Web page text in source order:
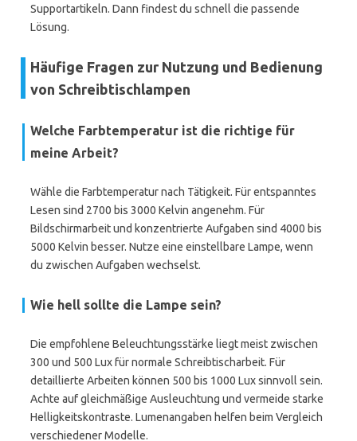
Supportartikeln. Dann findest du schnell die passende
Lösung.
Häufige Fragen zur Nutzung und Bedienung
von Schreibtischlampen
Welche Farbtemperatur ist die richtige für
meine Arbeit?
Wähle die Farbtemperatur nach Tätigkeit. Für entspanntes
Lesen sind 2700 bis 3000 Kelvin angenehm. Für
Bildschirmarbeit und konzentrierte Aufgaben sind 4000 bis
5000 Kelvin besser. Nutze eine einstellbare Lampe, wenn
du zwischen Aufgaben wechselst.
Wie hell sollte die Lampe sein?
Die empfohlene Beleuchtungsstärke liegt meist zwischen
300 und 500 Lux für normale Schreibtischarbeit. Für
detaillierte Arbeiten können 500 bis 1000 Lux sinnvoll sein.
Achte auf gleichmäßige Ausleuchtung und vermeide starke
Helligkeitskontraste. Lumenangaben helfen beim Vergleich
verschiedener Modelle.